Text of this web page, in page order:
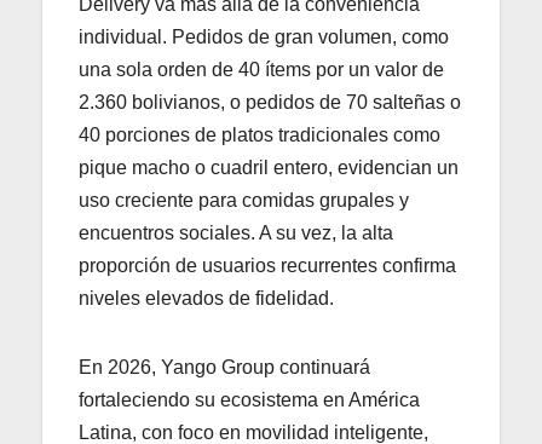
individual. Pedidos de gran volumen, como
una sola orden de 40 ítems por un valor de
2.360 bolivianos, o pedidos de 70 salteñas o
40 porciones de platos tradicionales como
pique macho o cuadril entero, evidencian un
uso creciente para comidas grupales y
encuentros sociales. A su vez, la alta
proporción de usuarios recurrentes confirma
niveles elevados de fidelidad.
En 2026, Yango Group continuará
fortaleciendo su ecosistema en América
Latina, con foco en movilidad inteligente,